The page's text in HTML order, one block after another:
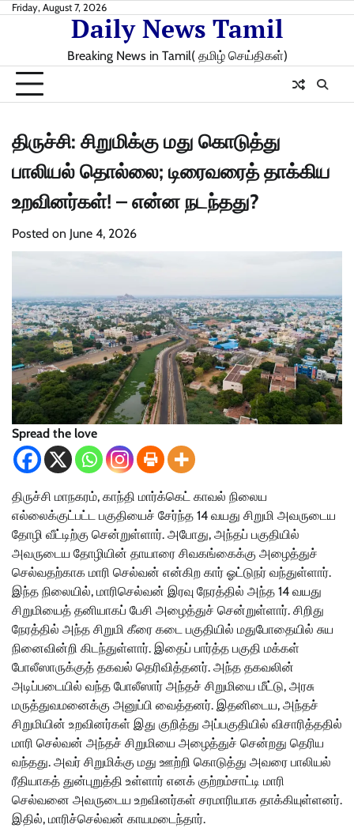
SkipFriday, August 7, 2026
Daily News Tamil
Breaking News in Tamil( தமிழ் செய்திகள்)
திருச்சி: சிறுமிக்கு மது கொடுத்து
பாலியல் தொல்லை; டிரைவரைத் தாக்கிய
உறவினர்கள்! – என்ன நடந்தது?
Posted on June 4, 2026
Spread the love
திருச்சி மாநகரம், காந்தி மார்க்கெட் காவல் நிலைய
எல்லைக்குட்பட்ட பகுதியைச் சேர்ந்த 14 வயது சிறுமி அவருடைய
தோழி வீட்டிற்கு சென்றுள்ளார். அபோது, அந்தப் பகுதியில்
அவருடைய தோழியின் தாயாரை சிவகங்கைக்கு அழைத்துச்
செல்வதற்காக மாரி செல்வன் என்கிற கார் ஓட்டுநர் வந்துள்ளார்.
இந்த நிலையில், மாரிசெல்வன் இரவு நேரத்தில் அந்த 14 வயது
சிறுமியைத் தனியாகப் பேசி அழைத்துச் சென்றுள்ளார். சிறிது
நேரத்தில் அந்த சிறுமி கீரை கடை பகுதியில் மதுபோதையில் சுய
நினைவின்றி கிடந்துள்ளார். இதைப் பார்த்த பகுதி மக்கள்
போலீஸாருக்குத் தகவல் தெரிவித்தனர். அந்த தகவலின்
அடிப்படையில் வந்த போலீஸார் அந்தச் சிறுமியை மீட்டு, அரசு
மருத்துவமனைக்கு அனுப்பி வைத்தனர். இதனிடைய, அந்தச்
சிறுமியின் உறவினர்கள் இது குறித்து அப்பகுதியில் விசாரித்ததில்
மாரி செல்வன் அந்தச் சிறுமியை அழைத்துச் சென்றது தெரிய
வந்தது. அவர் சிறுமிக்கு மது ஊற்றி கொடுத்து அவரை பாலியல்
ரீதியாகத் துன்புறுத்தி உள்ளார் எனக் குற்றம்சாட்டி மாரி
செல்வனை அவருடைய உறவினர்கள் சரமாரியாக தாக்கியுள்ளனர்.
இதில், மாரிச்செல்வன் காயமடைந்தார்.